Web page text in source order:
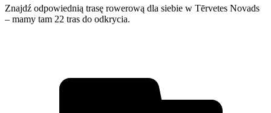
Znajdź odpowiednią trasę rowerową dla siebie w Tērvetes Novads
– mamy tam 22 tras do odkrycia.